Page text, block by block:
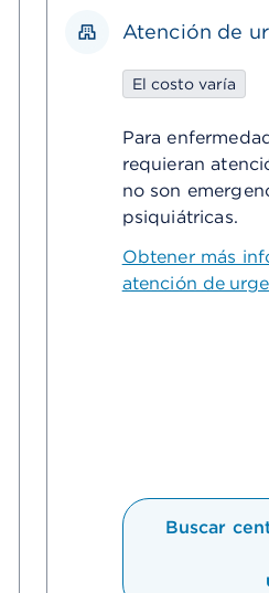
Atención de
El costo varía
Para
requieran
no son
psiquiátricas.
Obtener más
atención de
Buscar